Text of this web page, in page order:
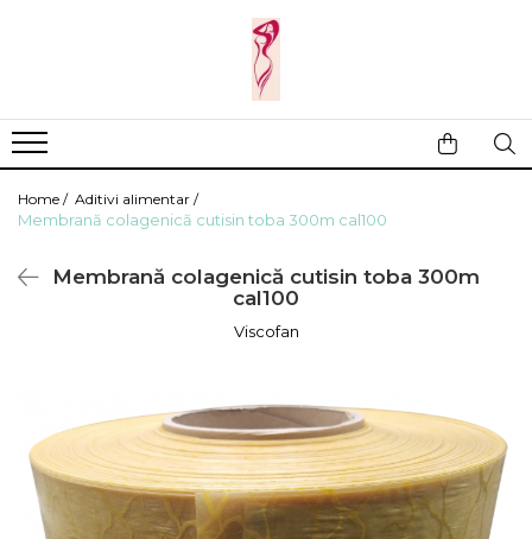
Baie
Copii si bebe
Leagane si scaune
Accesorii
Camping
Prim ajutor
Aparate de masaj
Ingrijirea parului
Ingrijirea unghiilor
Home / Aditivi alimentar /
Membrană colagenică cutisin toba 300m cal100
Membrană colagenică cutisin toba 300m
cal100
Viscofan